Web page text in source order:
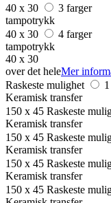
40 x 30
3 farger
tampotrykk
40 x 30
4 farger
tampotrykk
40 x 30
over det heleMer
Raskeste mulighet
Keramisk transfer
150 x 45 Raskeste
Keramisk transfer
150 x 45 Raskeste
Keramisk transfer
150 x 45 Raskeste
Keramisk transfer
150 x 45 Raskeste